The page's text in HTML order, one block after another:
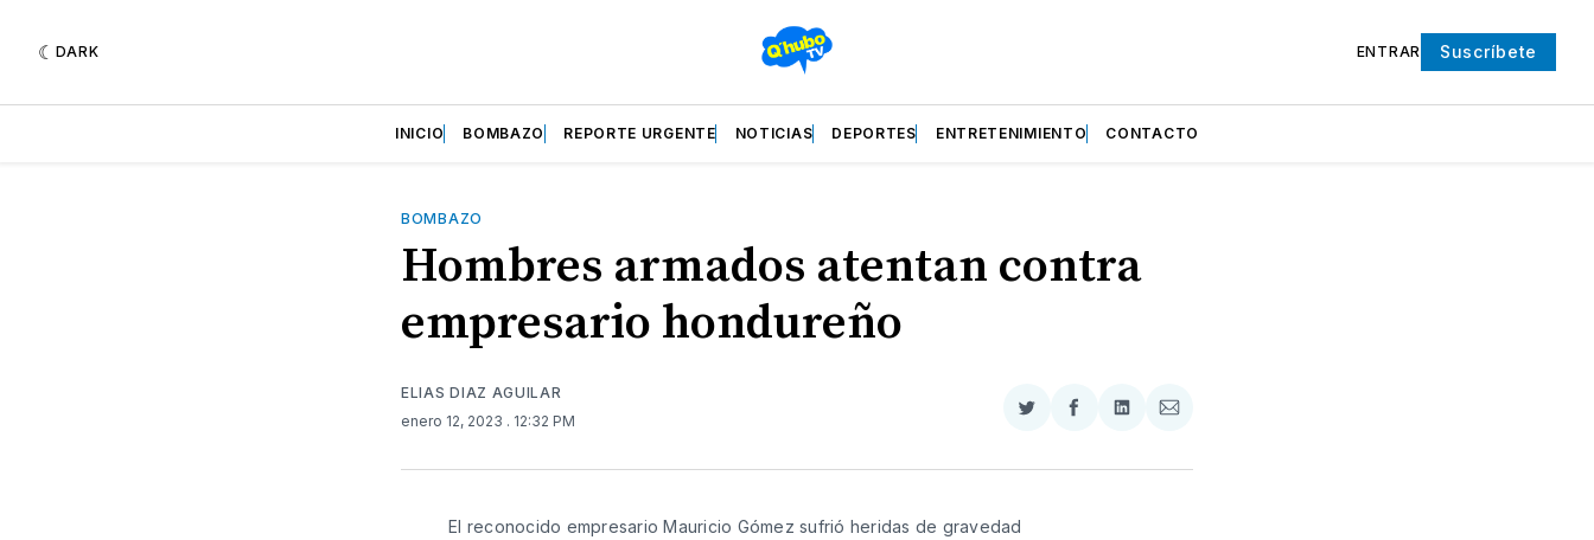
DARK ENTRAR Suscríbete
INICIO BOMBAZO REPORTE URGENTE NOTICIAS DEPORTES ENTRETENIMIENTO CONTACTO
BOMBAZO
Hombres armados atentan contra
empresario hondureño
ELIAS DIAZ AGUILAR
enero 12, 2023 . 12:32 PM
Compartir
Twitter
Compartir
Facebook
Compartir
LinkedIn
Compartir
Email
El reconocido empresario Mauricio Gómez sufrió heridas de gravedad